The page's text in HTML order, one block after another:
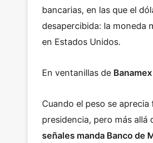
bancarias, en las que el
desapercibida: la moneda
en Estados Unidos.
En ventanillas de Banamex
Cuando el peso se
presidencia, pero más
señales manda Banco de